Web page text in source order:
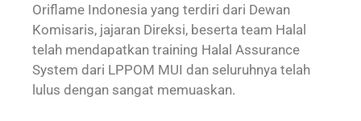
Oriflame Indonesia yang terdiri dari Dewan
Komisaris, jajaran Direksi, beserta team Halal
telah mendapatkan training Halal Assurance
System dari LPPOM MUI dan seluruhnya telah
lulus dengan sangat memuaskan.